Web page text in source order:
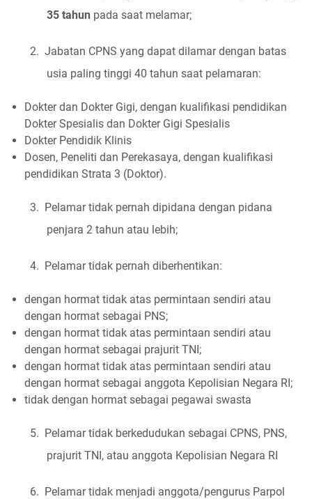
35 tahun pada saat melamar;
2. Jabatan CPNS yang dapat dilamar dengan batas
usia paling tinggi 40 tahun saat pelamaran:
Dokter dan Dokter Gigi, dengan kualifikasi pendidikan
Dokter Spesialis dan Dokter Gigi Spesialis
Dokter Pendidik Klinis
Dosen, Peneliti dan Perekasaya, dengan kualifikasi
pendidikan Strata 3 (Doktor).
3. Pelamar tidak pernah dipidana dengan pidana
penjara 2 tahun atau lebih;
4. Pelamar tidak pernah diberhentikan:
dengan hormat tidak atas permintaan sendiri atau
dengan hormat sebagai PNS;
dengan hormat tidak atas permintaan sendiri atau
dengan hormat sebagai prajurit TNI;
dengan hormat tidak atas permintaan sendiri atau
dengan hormat sebagai anggota Kepolisian Negara RI;
tidak dengan hormat sebagai pegawai swasta
5. Pelamar tidak berkedudukan sebagai CPNS, PNS,
prajurit TNI, atau anggota Kepolisian Negara RI
6. Pelamar tidak menjadi anggota/pengurus Parpol